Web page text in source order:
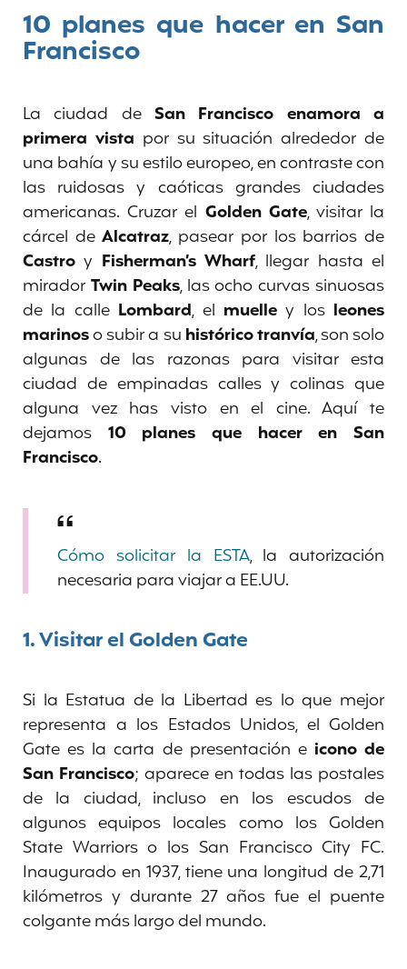
10 planes que hacer en San
Francisco
La ciudad de San Francisco enamora a
primera vista por su situación alrededor de
una bahía y su estilo europeo, en contraste con
las ruidosas y caóticas grandes ciudades
americanas. Cruzar el Golden Gate, visitar la
cárcel deAlcatraz, pasear por los barrios de
Castroy Fisherman’s Wharf, llegar hasta el
mirador Twin Peaks, las ocho curvas sinuosas
de la calle Lombard, el muelley losleones
marinoso subir a su histórico tranvía, son solo
algunas de las razonas para visitar esta
ciudad de empinadas calles y colinas que
alguna vez has visto en el cine. Aquí te
dejamos 10 planes que hacer en San
Francisco.
Cómo solicitar la ESTA, la autorización
necesaria para viajar a EE.UU.
1.Visitar el Golden Gate
Si la Estatua de la Libertad es lo que mejor
representa a los Estados Unidos, el Golden
Gate es la carta de presentación e icono de
San Francisco; aparece en todas las postales
de la ciudad, incluso en los escudos de
algunos equipos locales como los Golden
State Warriors o los San Francisco City FC.
Inaugurado en 1937, tiene una longitud de 2,71
kilómetros y durante 27 años fue el puente
colgante más largo del mundo.